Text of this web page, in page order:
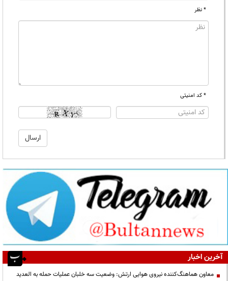
* نظر
* کد امنیتی
آخرین اخبار
معاون هماهنگ‌کننده نیروی هوایی ارتش: وضعیت سه خلبان عملیات حمله به العدید